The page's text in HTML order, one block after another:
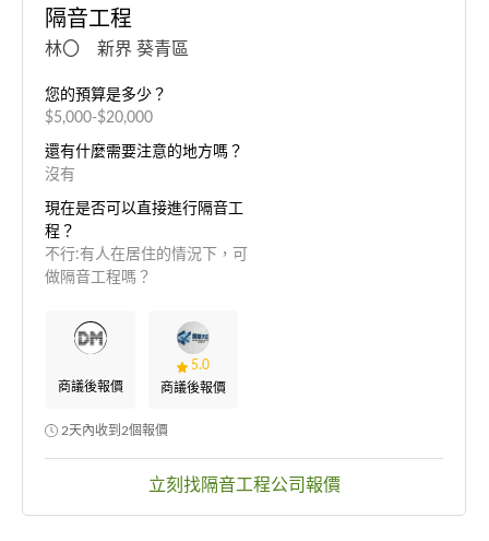
隔音工程
林〇 新界 葵青區
您的預算是多少？
$5,000-$20,000
還有什麼需要注意的地方嗎？
沒有
現在是否可以直接進行隔音工
程？
不行:有人在居住的情況下，可
做隔音工程嗎？
商議後報價
5.0
商議後報價
2天內收到2個報價
立刻找隔音工程公司報價